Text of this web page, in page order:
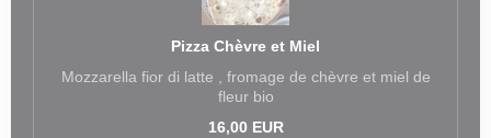
Pizza Chèvre et Miel
Mozzarella fior di latte , fromage de chèvre et miel de
fleur bio
16,00 EUR